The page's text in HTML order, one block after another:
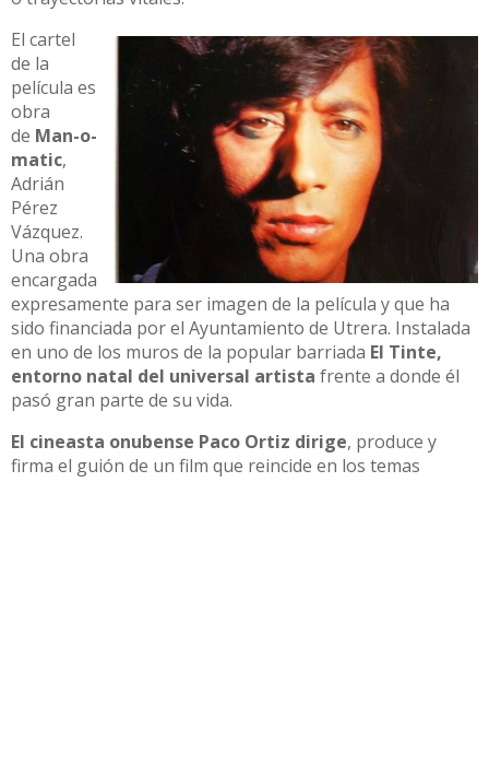
El cartel
de la
película es
obra
de Man-o-
matic,
Adrián
Pérez
Vázquez.
Una obra
encargada
expresamente para ser imagen de la película y que ha
sido financiada por el Ayuntamiento de Utrera. Instalada
en uno de los muros de la popular barriada El Tinte,
entorno natal del universal artista frente a donde él
pasó gran parte de su vida.
El cineasta onubense Paco Ortiz dirige, produce y
firma el guión de un film que reincide en los temas